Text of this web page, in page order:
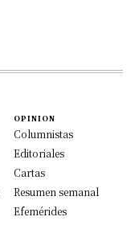
OPINION
Columnistas
Editoriales
Cartas
Resumen semanal
Efemérides